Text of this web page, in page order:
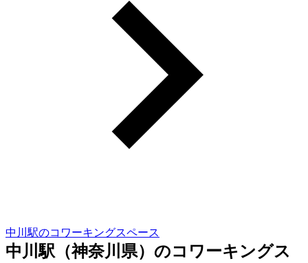
中川駅のコワーキングスペース
中川駅（神奈川県）のコワーキングス